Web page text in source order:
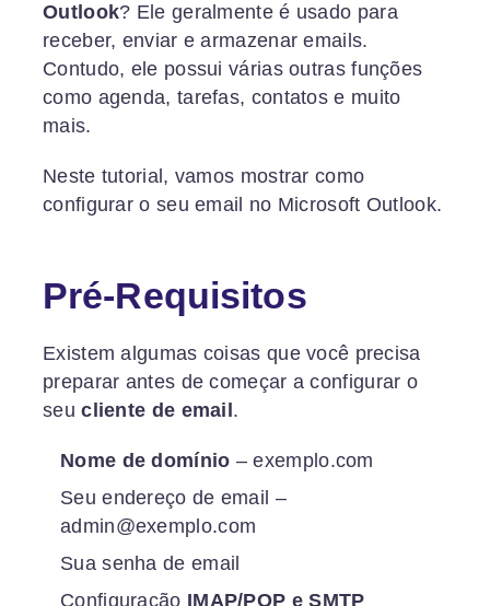
Outlook? Ele geralmente é usado para
receber, enviar e armazenar emails.
Contudo, ele possui várias outras funções
como agenda, tarefas, contatos e muito
mais.
Neste tutorial, vamos mostrar como
configurar o seu email no Microsoft Outlook.
Pré-Requisitos
Existem algumas coisas que você precisa
preparar antes de começar a configurar o
seucliente de email .
Nome de domínio – exemplo.com
Seu endereço de email –
admin@exemplo.com
Sua senha de email
Configuração IMAP/POP e SMTP